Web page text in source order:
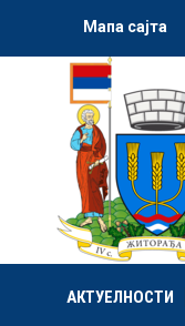
Мапа сајта
АКТУЕЛНОСТИ
АКТУЕЛНОСТИ